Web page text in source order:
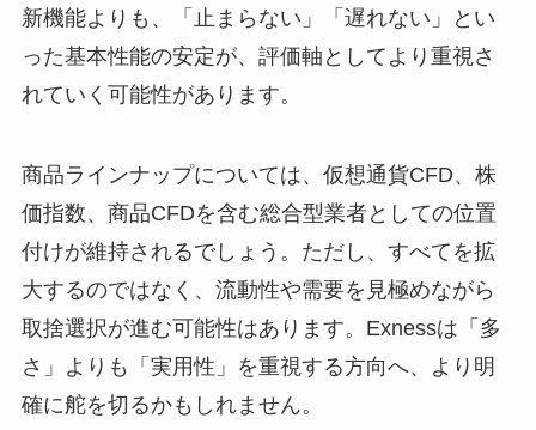
新機能よりも、「止まらない」「遅れない」とい
った基本性能の安定が、評価軸としてより重視さ
れていく可能性があります。
商品ラインナップについては、仮想通貨CFD、株
価指数、商品CFDを含む総合型業者としての位置
付けが維持されるでしょう。ただし、すべてを拡
大するのではなく、流動性や需要を見極めながら
取捨選択が進む可能性はあります。Exnessは「多
さ」よりも「実用性」を重視する方向へ、より明
確に舵を切るかもしれません。